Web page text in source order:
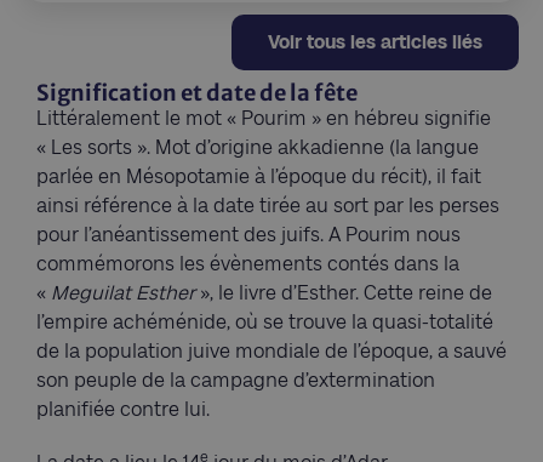
Voir tous les articles liés
Signification et date de la fête
Littéralement le mot « Pourim » en hébreu signifie
« Les sorts ». Mot d’origine akkadienne (la langue
parlée en Mésopotamie à l’époque du récit), il fait
ainsi référence à la date tirée au sort par les perses
pour l’anéantissement des juifs. A Pourim nous
commémorons les évènements contés dans la
« Meguilat Esther», le livre d’Esther. Cette reine de
l’empire achéménide, où se trouve la quasi-totalité
de la population juive mondiale de l’époque, a sauvé
son peuple de la campagne d’extermination
planifiée contre lui.
e